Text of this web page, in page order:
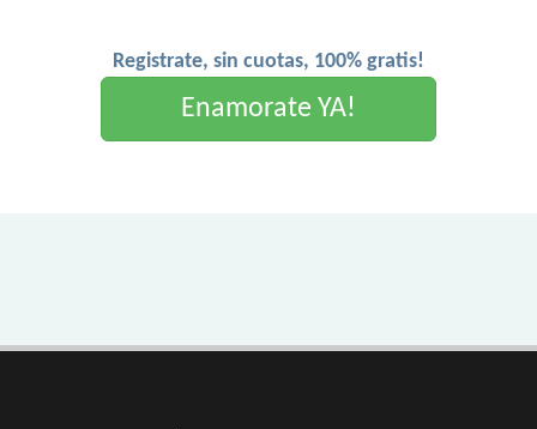
Registrate, sin cuotas, 100% gratis!
Enamorate YA!